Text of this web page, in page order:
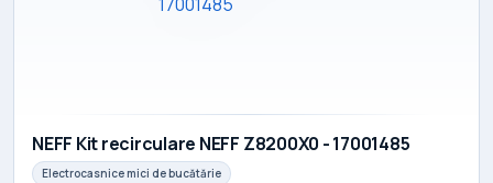
NEFF Kit recirculare NEFF Z8200X0 - 17001485
Electrocasnice mici de bucătărie